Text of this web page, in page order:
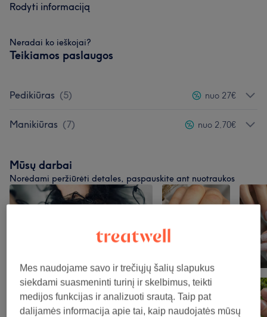
Rodyti informaciją
Neradai ko ieškojai?
Teikiamos paslaugos
Pedikiūras (5) nuo 27€
Manikiūras (7) nuo 2,70€
Mūsų darbai
Norėdami peržiūrėti detales, paspauskite ant nuotraukos
Mes naudojame savo ir trečiųjų šalių slapukus
siekdami suasmeninti turinį ir skelbimus, teikti
medijos funkcijas ir analizuoti srautą. Taip pat
dalijamės informacija apie tai, kaip naudojatės mūsų